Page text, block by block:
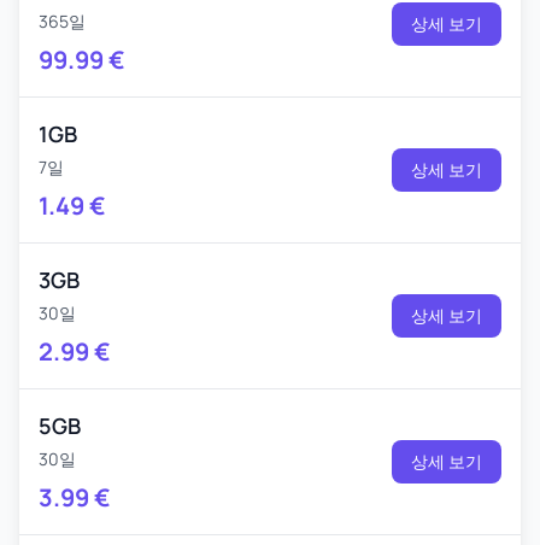
365일
99.99€
상세 보기
1GB
7일
1.49€
상세 보기
3GB
30일
2.99€
상세 보기
5GB
30일
3.99€
상세 보기